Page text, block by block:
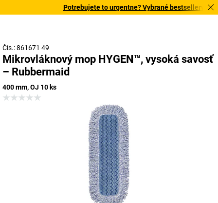
Potrebujete to urgentne? Vybrané bestsellery
Čís.: 861671 49
Mikrovláknový mop HYGEN™, vysoká savosť
– Rubbermaid
400 mm, OJ 10 ks